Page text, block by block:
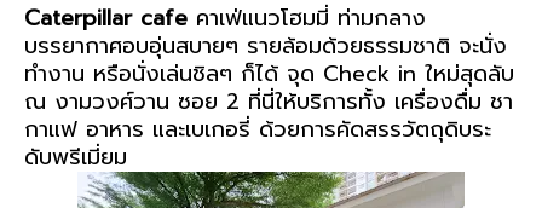
Caterpillar cafe คาเฟ่แนวโฮมมี่ ท่ามกลาง
บรรยากาศอบอุ่นสบายๆ รายล้อมด้วยธรรมชาติ จะนั่ง
ทำงาน หรือนั่งเล่นชิลๆ ก็ได้ จุด Check in ใหม่สุดลับ
ณ งามวงศ์วาน ซอย 2 ที่นี่ให้บริการทั้ง เครื่องดื่ม ชา
กาแฟ อาหาร และเบเกอรี่ ด้วยการคัดสรรวัตถุดิบระ
ดับพรีเมี่ยม